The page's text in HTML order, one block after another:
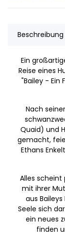
Beschreibung
Ein
Reise eines
"Bailey - Ein
Nach
Quaid) und
gemacht,
Ethans
Alles scheint
mit ihrer
aus
Seele sich
ein neues
finden